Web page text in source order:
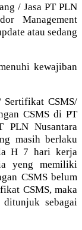
/ Jasa PT PLN
Management
atau sedang
kewajiban
CSMS/
CSMS di PT
PLN Nusantara
masih berlaku
H 7 hari kerja
yeng memiliki
CSMS belum
CSMS, maka
sebagai